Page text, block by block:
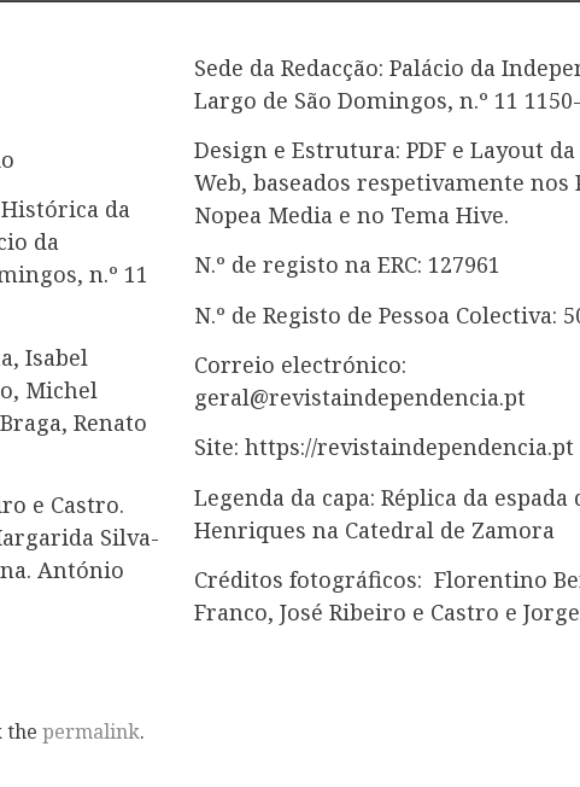
da
da
n.º 11
Isabel
Michel
Renato
e Castro.
Silva-
António
Sede da Redacção: Palácio da
Largo de São Domingos, n.º 11
Design e Estrutura: PDF e Layout
Web, baseados respetivamente nos
Nopea Media e no Tema Hive.
N.º de registo na ERC: 127961
N.º de Registo de Pessoa Colectiva:
Correio electrónico:
geral@revistaindependencia.pt
Site: https://revistaindependencia.pt
Legenda da capa: Réplica da espada
Henriques na Catedral de Zamora
Créditos fotográficos: Florentino
Franco, José Ribeiro e Castro e
thepermalink.